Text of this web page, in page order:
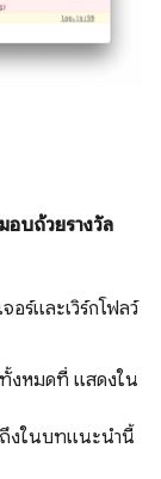
มอบถ้วยรางวัล
อร์และเวิร์กโฟลว์
งหมดที่ แสดงใน
งในบทแนะนำนี้